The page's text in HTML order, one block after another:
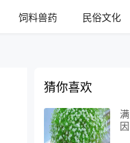
饲料兽药 民俗文化
猜你喜欢